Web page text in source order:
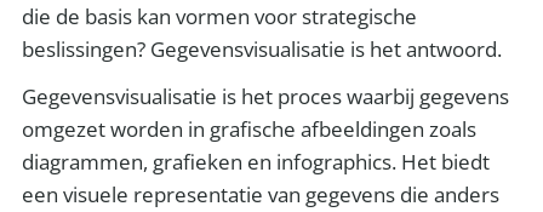
die de basis kan vormen voor strategische
beslissingen? Gegevensvisualisatie is het antwoord.
Gegevensvisualisatie is het proces waarbij gegevens
omgezet worden in grafische afbeeldingen zoals
diagrammen, grafieken en infographics. Het biedt
een visuele representatie van gegevens die anders